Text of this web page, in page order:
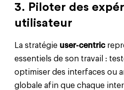
3. Piloter des
utilisateur
La stratégie user-centric
essentiels de son travail :
optimiser des interfaces ou
globale afin que chaque